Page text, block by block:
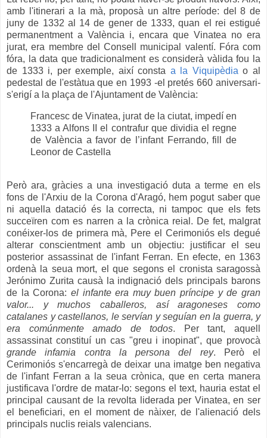
amb l'itinerari a la mà, proposà un altre període: del 8 de
juny de 1332 al 14 de gener de 1333, quan el rei estigué
permanentment a València i, encara que Vinatea no era
jurat, era membre del Consell municipal valentí. Fóra com
fóra, la data que tradicionalment es considerà vàlida fou la
de 1333 i, per exemple, així consta a la Viquipèdiao al
pedestal de l'estàtua que en 1993 -el pretés 660 aniversari-
s'erigí a la plaça de l'Ajuntament de València:
Francesc de Vinatea, jurat de la ciutat, impedí en
1333 a Alfons II el contrafur que dividia el regne
de València a favor de l’infant Ferrando, fill de
Leonor de Castella
Però ara, gràcies a una investigació duta a terme en els
fons de l'Arxiu de la Corona d'Aragó, hem pogut saber que
ni aquella datació és la correcta, ni tampoc que els fets
succeïren com es narren a la crònica reial. De fet, malgrat
conéixer-los de primera mà, Pere el Cerimoniós els degué
alterar conscientment amb un objectiu: justificar el seu
posterior assassinat de l'infant Ferran. En efecte, en 1363
ordenà la seua mort, el que segons el cronista saragossà
Jerónimo Zurita causà la indignació dels principals barons
de la Corona: el infante era muy buen príncipe y de gran
valor... y muchos caballeros, así aragoneses como
catalanes y castellanos, le servían y seguían en la guerra, y
era comúnmente amado de todos. Per tant, aquell
assassinat constituí un cas "greu i inopinat", que provocà
grande infamia contra la persona del rey. Però el
Cerimoniós s'encarregà de deixar una imatge ben negativa
de l'infant Ferran a la seua crònica, que en certa manera
justificava l'ordre de matar-lo: segons el text, hauria estat el
principal causant de la revolta liderada per Vinatea, en ser
el beneficiari, en el moment de nàixer, de l'alienació dels
principals nuclis reials valencians.